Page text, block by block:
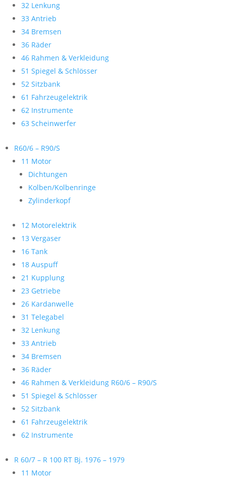
32 Lenkung
33 Antrieb
34 Bremsen
36 Räder
46 Rahmen & Verkleidung
51 Spiegel & Schlösser
52 Sitzbank
61 Fahrzeugelektrik
62 Instrumente
63 Scheinwerfer
R60/6 – R90/S
11 Motor
Dichtungen
Kolben/Kolbenringe
Zylinderkopf
12 Motorelektrik
13 Vergaser
16 Tank
18 Auspuff
21 Kupplung
23 Getriebe
26 Kardanwelle
31 Telegabel
32 Lenkung
33 Antrieb
34 Bremsen
36 Räder
46 Rahmen & Verkleidung R60/6 – R90/S
51 Spiegel & Schlösser
52 Sitzbank
61 Fahrzeugelektrik
62 Instrumente
R 60/7 – R 100 RT Bj. 1976 – 1979
11 Motor